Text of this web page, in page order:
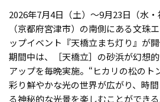
2026年7月4日（土）〜9月23日（水・
（京都府宮津市）の南側にある文珠
ップイベント『天橋立まち灯り』が開
期間中は、［天橋立］の砂浜が幻想
アップを毎晩実施。“ヒカリの松のト
彩り鮮やかな光の世界が広がり、時
る神秘的な光景を楽しむことができ